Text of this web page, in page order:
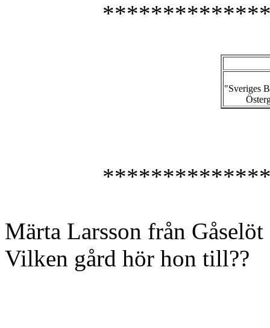
"Sveriges
Märta Larsson från
Vilken gård hör hon till??